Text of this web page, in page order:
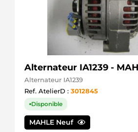
Alternateur IA1239 -
Alternateur IA1239
Ref. AtelierD : 3012845
Disponible
MAHLE Neuf